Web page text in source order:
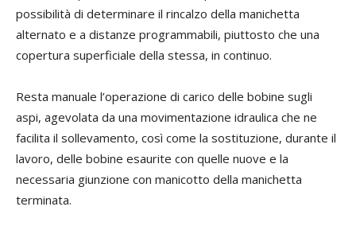
possibilità di determinare il rincalzo della manichetta
alternato e a distanze programmabili, piuttosto che una
copertura superficiale della stessa, in continuo.
Resta manuale l’operazione di carico delle bobine sugli
aspi, agevolata da una movimentazione idraulica che ne
facilita il sollevamento, così come la sostituzione, durante il
lavoro, delle bobine esaurite con quelle nuove e la
necessaria giunzione con manicotto della manichetta
terminata.